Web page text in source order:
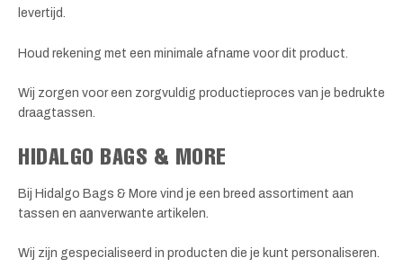
levertijd.
Houd rekening met een minimale afname voor dit product.
Wij zorgen voor een zorgvuldig productieproces van je bedrukte
draagtassen.
HIDALGO BAGS & MORE
Bij Hidalgo Bags & More vind je een breed assortiment aan
tassen en aanverwante artikelen.
Wij zijn gespecialiseerd in producten die je kunt personaliseren.